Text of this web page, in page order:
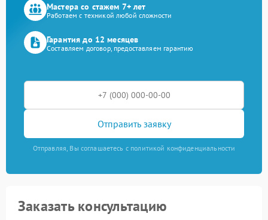
Мастера со стажем 7+ лет
Работаем с техникой любой сложности
Гарантия до 12 месяцев
Составляем договор, предоставляем гарантию
Отправить заявку
Отправляя, Вы соглашаетесь с политикой конфиденциальности
Заказать консультацию